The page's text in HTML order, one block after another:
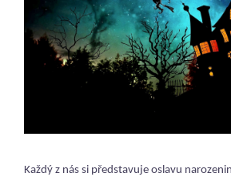
Každý z nás si představuje oslavu